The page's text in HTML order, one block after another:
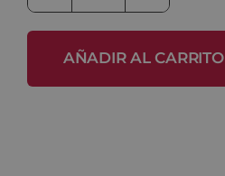
soldada
AÑADIR AL CARRITO